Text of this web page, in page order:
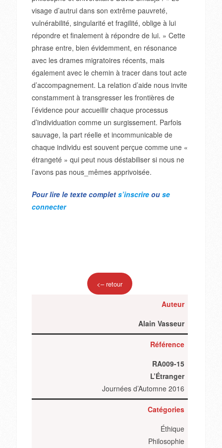
visage d’autrui dans son extrême pauvreté,
vulnérabilité, singularité et fragilité, oblige à lui
répondre et finalement à répondre de lui. » Cette
phrase entre, bien évidemment, en résonance
avec les drames migratoires récents, mais
également avec le chemin à tracer dans tout acte
d’accompagnement. La relation d’aide nous invite
constamment à transgresser les frontières de
l’évidence pour accueillir chaque processus
d’individuation comme un surgissement. Parfois
sauvage, la part réelle et incommunicable de
chaque individu est souvent perçue comme une «
étrangeté » qui peut nous déstabiliser si nous ne
l’avons pas nous_mêmes apprivoisée.
Pour lire le texte complet s’inscrireou se
connecter
<– retour
Auteur
Alain Vasseur
Référence
RA009-15
L’Étranger
Journées d’Automne 2016
Catégories
Éthique
Philosophie